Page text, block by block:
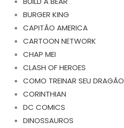
BURGER KING
CAPITÃO AMERICA
CARTOON NETWORK
CHAP MEI
CLASH OF HEROES
COMO TREINAR SEU DRAGÃO
CORINTHIAN
DC COMICS
DINOSSAUROS